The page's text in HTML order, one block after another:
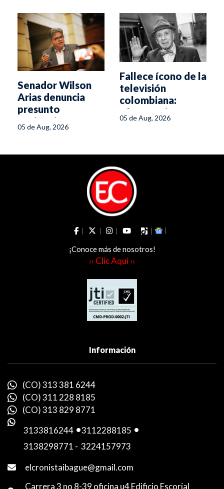
Senador Wilson
Arias denuncia
presunto
espionaje en su
oficina del Senado
05 de Aug, 2026
Fallece ícono de la
televisión
colombiana:
Alfonso Lizarazo
05 de Aug, 2026
¡Conoce más de nosotros!
›› Clic Aquí ‹‹
Información
(CO) 313 381 6244
(CO) 311 228 8185
(CO) 313 829 8771
3133816244 -3112288185 -
3138298771 - 3224157973
elcronistaibague@gmail.com
Carrera 3 no 8-39 oficina u4 Edificio Escorial